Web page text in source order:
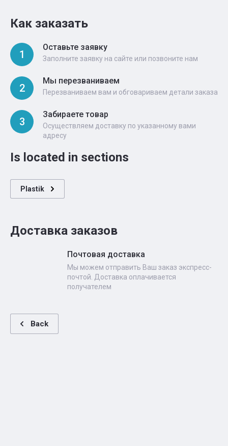
Как заказать
1
Оставьте заявку
Заполните заявку на сайте или позвоните нам
2
Мы перезваниваем
Перезваниваем вам и обговариваем детали заказа
3
Забираете товар
Осуществляем доставку по указанному вами
адресу
Is located in sections
Plastik
Доставка заказов
Почтовая доставка
Мы можем отправить Ваш заказ экспресс-
почтой. Доставка оплачивается
получателем
Back